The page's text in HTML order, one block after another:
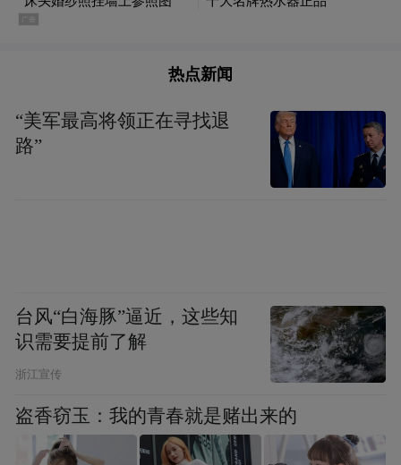
专家提醒：区分季节性烦躁与心理问题
侯正华提醒，单纯由高温天气引发的偶尔烦
躁、易怒，属于正常生理现象，待气温回
落、环境凉爽后可自行缓解，无需过度焦
法缓解，且已经影响正常工作与生活，甚至
伴随长期失眠、食欲异常、兴趣减退等症
状，就并非单纯的天气因素所致。建议及时
前往正规医院心身医学科就诊，排查病因并
进行专业干预。（王倩 程守勤）
热点新闻
“美军最高将领正在寻找退
路”
台风“白海豚”逼近，这些知
识需要提前了解
浙江宣传
盗香窃玉：我的青春就是赌出来的